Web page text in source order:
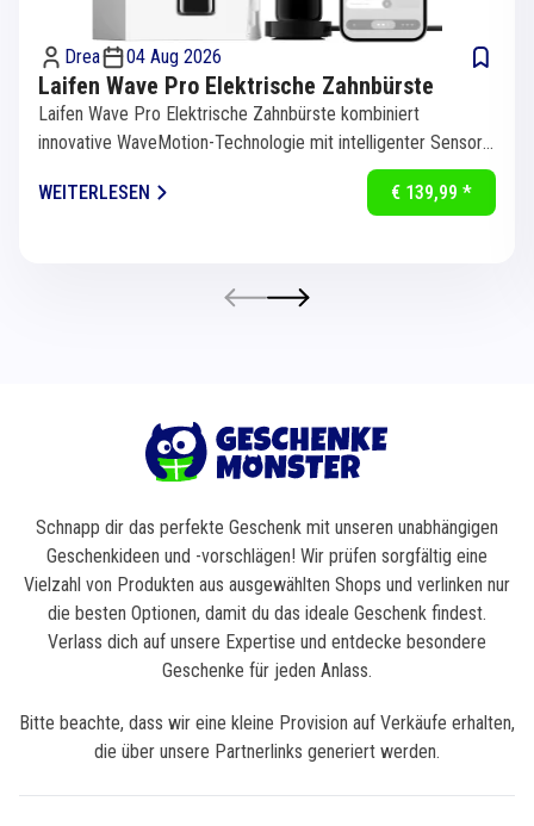
Drea 04 Aug 2026
Laifen Wave Pro Elektrische Zahnbürste
Laifen Wave Pro Elektrische Zahnbürste kombiniert
innovative WaveMotion-Technologie mit intelligenter Sensorik
WEITERLESEN
€ 139,99 *
Schnapp dir das perfekte Geschenk mit unseren unabhängigen
Geschenkideen und -vorschlägen! Wir prüfen sorgfältig eine
Vielzahl von Produkten aus ausgewählten Shops und verlinken nur
die besten Optionen, damit du das ideale Geschenk findest.
Verlass dich auf unsere Expertise und entdecke besondere
Geschenke für jeden Anlass.
Bitte beachte, dass wir eine kleine Provision auf Verkäufe erhalten,
die über unsere Partnerlinks generiert werden.